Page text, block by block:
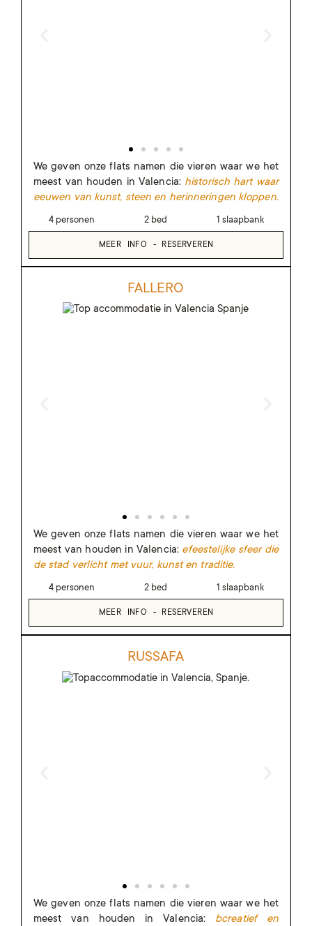
We geven onze flats namen die vieren waar we het
meest van houden in Valencia: historisch hart waar
eeuwen van kunst, steen en herinneringen kloppen.
4 personen 2 bed 1 slaapbank
MEER INFO - RESERVEREN
FALLERO
We geven onze flats namen die vieren waar we het
meest van houden in Valencia: efeestelijke sfeer die
de stad verlicht met vuur, kunst en traditie.
4 personen 2 bed 1 slaapbank
MEER INFO - RESERVEREN
RUSSAFA
We geven onze flats namen die vieren waar we het
meest van houden in Valencia: bcreatief en